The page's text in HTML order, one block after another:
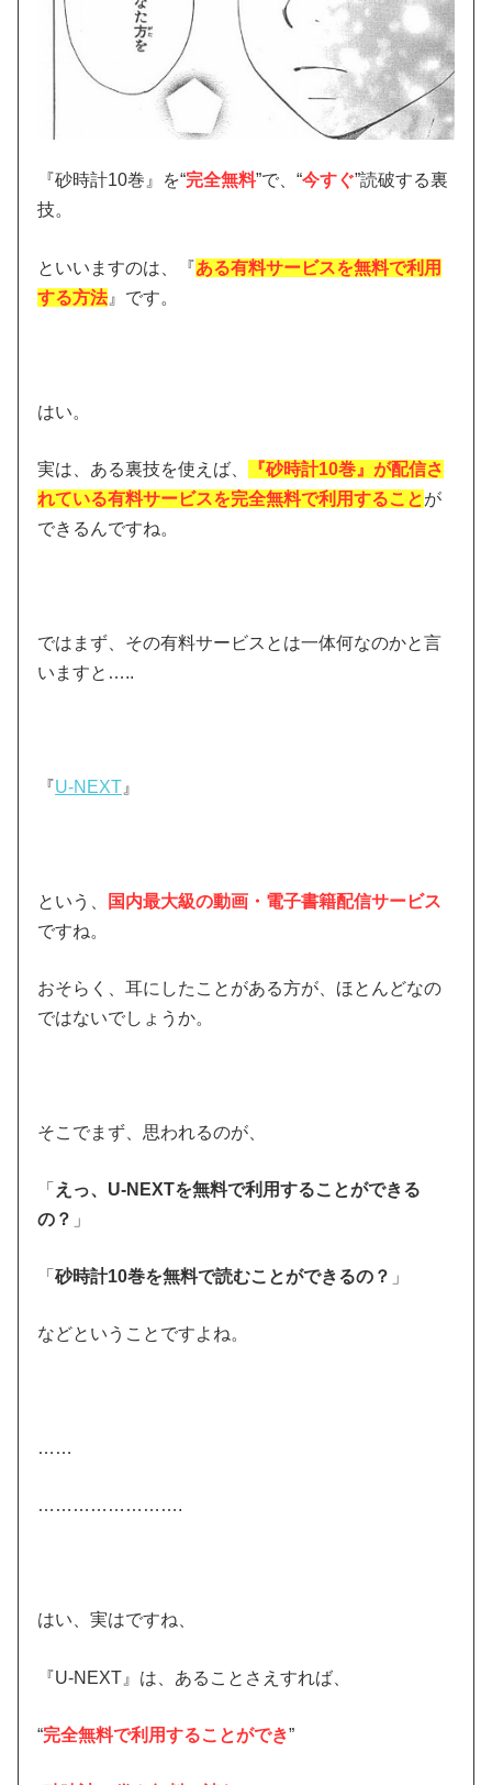
『砂時計10巻』を“完全無料”で、“今すぐ”読破する裏
技。
といいますのは、『ある有料サービスを無料で利用
する方法 』です。
はい。
実は、ある裏技を使えば、
『砂時計10巻』が配信さ
れている有料サービスを完全無料で利用することが
できるんですね。
ではまず、その有料サービスとは一体何なのかと言
いますと…..
『U-NEXT 』
という、
国内最大級の動画・電子書籍配信サービス
ですね。
おそらく、耳にしたことがある方が、ほとんどなの
ではないでしょうか。
そこでまず、思われるのが、
「 えっ、U-NEXTを無料で利用することができる
の？ 」
「砂時計10巻を無料で読むことができるの？ 」
などということですよね。
……
…………………….
はい、実はですね、
『U-NEXT』は、あることさえすれば、
“完全無料で利用することができ”